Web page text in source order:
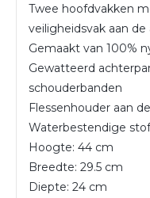
Twee hoofdvakken
veiligheidsvak aan
Gemaakt van 100%
Gewatteerd
schouderbanden
Flessenhouder aan
Waterbestendige stof
Hoogte: 44 cm
Breedte: 29.5 cm
Diepte: 24 cm